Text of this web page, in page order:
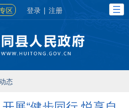
区 登录 | 注册
态